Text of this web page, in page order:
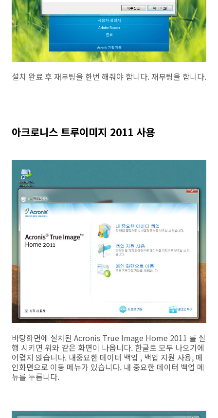
설치 완료 후 재부팅을 한번 해줘야 합니다. 재부팅을 합니다.
아크로니스 트루이미지 2011 사용
바탕화면에 설치된 Acronis True Image Home 2011 를 실
행 시키면 위와 같은 화면이 나옵니다. 한글로 모두 나오기에
어렵지 않습니다. 내중요한 데이터 백업 , 백업 지원 사용, 메
인화면으로 이동 메뉴가 있습니다. 내 중요한 데이터 백업 메
뉴를 누릅니다.